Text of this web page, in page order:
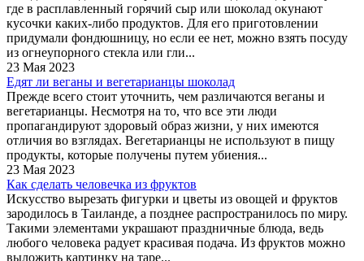
где в расплавленный горячий сыр или шоколад окунают
кусочки каких-либо продуктов. Для его приготовлении
придумали фондюшницу, но если ее нет, можно взять посуду
из огнеупорного стекла или гли...
23 Мая 2023
Едят ли веганы и вегетарианцы шоколад
Прежде всего стоит уточнить, чем различаются веганы и
вегетарианцы. Несмотря на то, что все эти люди
пропагандируют здоровый образ жизни, у них имеются
отличия во взглядах. Вегетарианцы не используют в пищу
продукты, которые получены путем убиения...
23 Мая 2023
Как сделать человечка из фруктов
Искусство вырезать фигурки и цветы из овощей и фруктов
зародилось в Таиланде, а позднее распространилось по миру.
Такими элементами украшают праздничные блюда, ведь
любого человека радует красивая подача. Из фруктов можно
выложить картинку на таре...